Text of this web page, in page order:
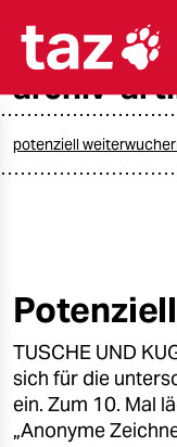
öko
gesellschaft
kultur
archiv-
potenziell
TUSCHE UND
sich für die
ein. Zum 10. Mal
„Anonyme